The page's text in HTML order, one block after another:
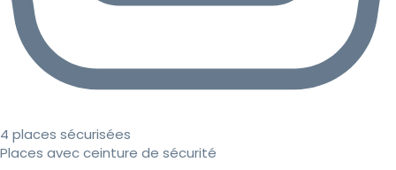
4 places sécurisées
Places avec ceinture de sécurité